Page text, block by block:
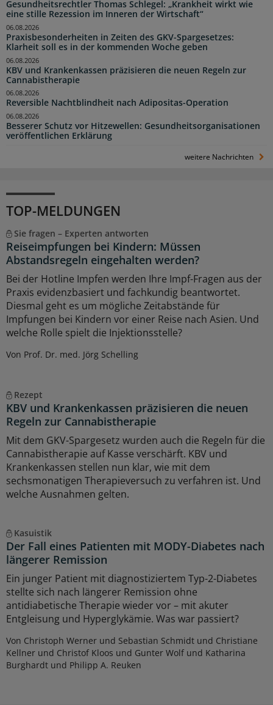
Gesundheitsrechtler Thomas Schlegel: „Krankheit wirkt wie
eine stille Rezession im Inneren der Wirtschaft“
Praxisbesonderheiten in Zeiten des GKV-Spargesetzes:
Klarheit soll es in der kommenden Woche geben
06.08.2026
KBV und Krankenkassen präzisieren die neuen Regeln zur
Cannabistherapie
06.08.2026
Reversible Nachtblindheit nach Adipositas-Operation
06.08.2026
Besserer Schutz vor Hitzewellen: Gesundheitsorganisationen
veröffentlichen Erklärung
06.08.2026
weitere Nachrichten
TOP-MELDUNGEN
Sie fragen – Experten antworten
Reiseimpfungen bei Kindern: Müssen
Abstandsregeln eingehalten werden?
Bei der Hotline Impfen werden Ihre Impf-Fragen aus der
Praxis evidenzbasiert und fachkundig beantwortet.
Diesmal geht es um mögliche Zeitabstände für
Impfungen bei Kindern vor einer Reise nach Asien. Und
welche Rolle spielt die Injektionsstelle?
Von Prof. Dr. med. Jörg Schelling
Rezept
KBV und Krankenkassen präzisieren die neuen
Regeln zur Cannabistherapie
Mit dem GKV-Spargesetz wurden auch die Regeln für die
Cannabistherapie auf Kasse verschärft. KBV und
Krankenkassen stellen nun klar, wie mit dem
sechsmonatigen Therapieversuch zu verfahren ist. Und
welche Ausnahmen gelten.
Kasuistik
Der Fall eines Patienten mit MODY-Diabetes nach
längerer Remission
Ein junger Patient mit diagnostiziertem Typ-2-Diabetes
stellte sich nach längerer Remission ohne
antidiabetische Therapie wieder vor – mit akuter
Entgleisung und Hyperglykämie. Was war passiert?
Von Christoph Werner und Sebastian Schmidt und Christiane
Kellner und Christof Kloos und Gunter Wolf und Katharina
Burghardt und Philipp A. Reuken